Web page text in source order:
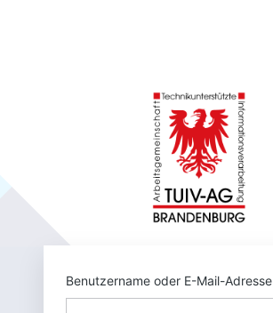
Benutzername oder E-Mail-Adresse